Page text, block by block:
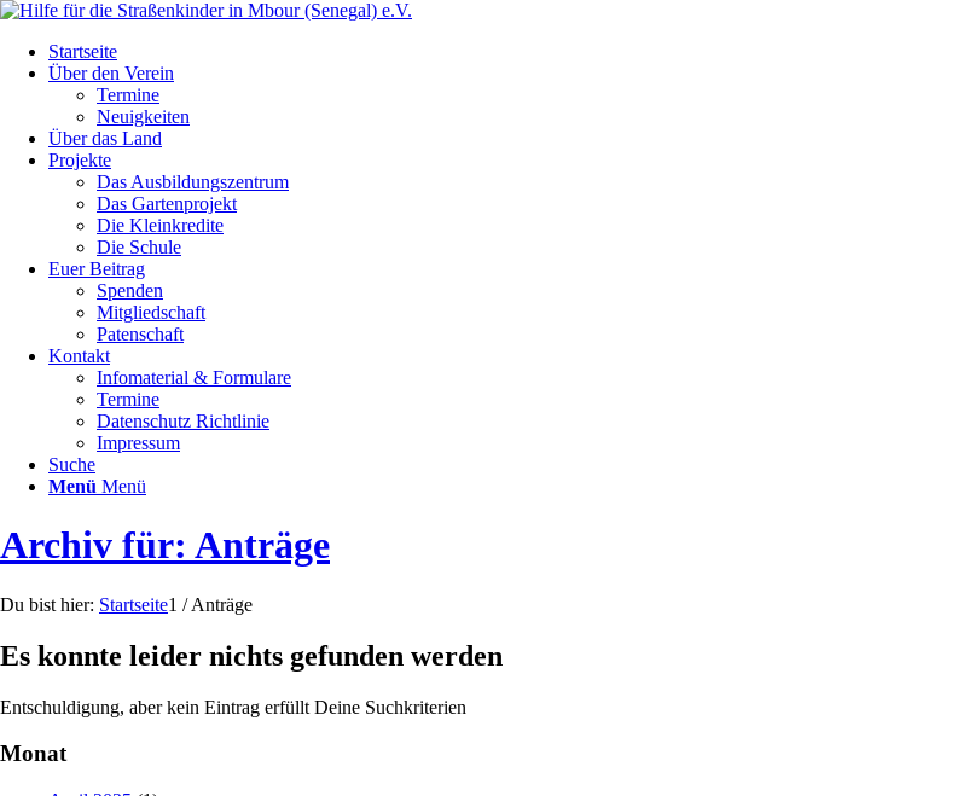
Startseite
Über den Verein
Termine
Neuigkeiten
Über das Land
Projekte
Das Ausbildungszentrum
Das Gartenprojekt
Die Kleinkredite
Die Schule
Euer Beitrag
Spenden
Mitgliedschaft
Patenschaft
Kontakt
Infomaterial & Formulare
Termine
Datenschutz Richtlinie
Impressum
Suche
Menü Menü
Archiv für: Anträge
Du bist hier: Startseite1 / Anträge
Es konnte leider nichts gefunden werden
Entschuldigung, aber kein Eintrag erfüllt Deine Suchkriterien
Monat